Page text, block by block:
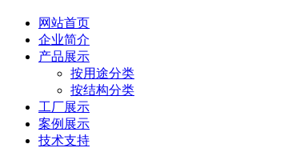
网站首页
企业简介
产品展示
按用途分类
按结构分类
工厂展示
案例展示
技术支持